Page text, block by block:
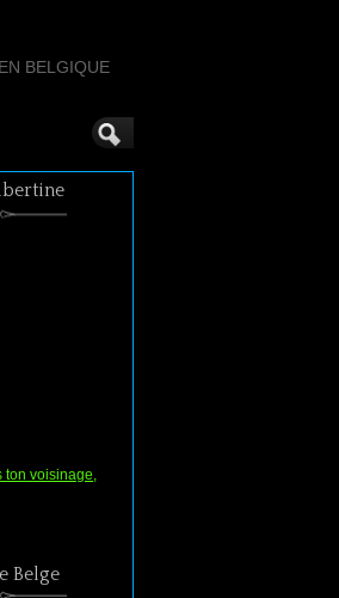
BELGIQUE
voisinage,
Belge